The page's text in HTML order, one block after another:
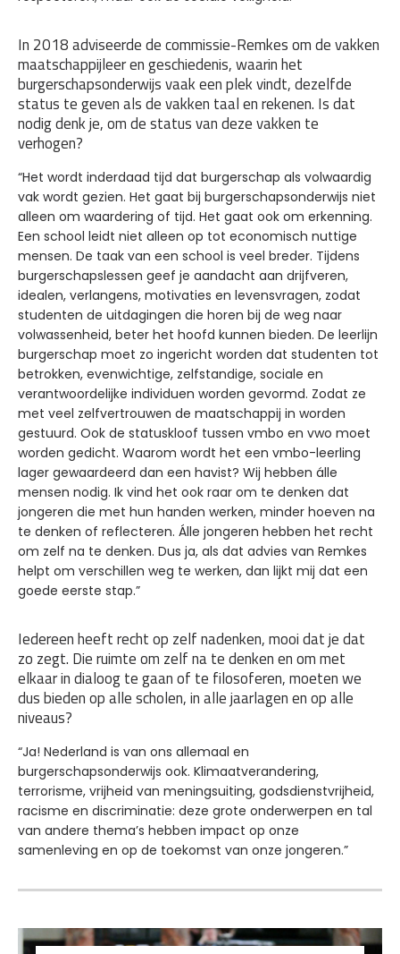
In 2018 adviseerde de commissie-Remkes om de vakken
maatschappijleer en geschiedenis, waarin het
burgerschapsonderwijs vaak een plek vindt, dezelfde
status te geven als de vakken taal en rekenen. Is dat
nodig denk je, om de status van deze vakken te
verhogen?
“Het wordt inderdaad tijd dat burgerschap als volwaardig
vak wordt gezien. Het gaat bij burgerschapsonderwijs niet
alleen om waardering of tijd. Het gaat ook om erkenning.
Een school leidt niet alleen op tot economisch nuttige
mensen. De taak van een school is veel breder. Tijdens
burgerschapslessen geef je aandacht aan drijfveren,
idealen, verlangens, motivaties en levensvragen, zodat
studenten de uitdagingen die horen bij de weg naar
volwassenheid, beter het hoofd kunnen bieden. De leerlijn
burgerschap moet zo ingericht worden dat studenten tot
betrokken, evenwichtige, zelfstandige, sociale en
verantwoordelijke individuen worden gevormd. Zodat ze
met veel zelfvertrouwen de maatschappij in worden
gestuurd. Ook de statuskloof tussen vmbo en vwo moet
worden gedicht. Waarom wordt het een vmbo-leerling
lager gewaardeerd dan een havist? Wij hebben álle
mensen nodig. Ik vind het ook raar om te denken dat
jongeren die met hun handen werken, minder hoeven na
te denken of reflecteren. Álle jongeren hebben het recht
om zelf na te denken. Dus ja, als dat advies van Remkes
helpt om verschillen weg te werken, dan lijkt mij dat een
goede eerste stap.”
Iedereen heeft recht op zelf nadenken, mooi dat je dat
zo zegt. Die ruimte om zelf na te denken en om met
elkaar in dialoog te gaan of te filosoferen, moeten we
dus bieden op alle scholen, in alle jaarlagen en op alle
niveaus?
“Ja! Nederland is van ons allemaal en
burgerschapsonderwijs ook. Klimaatverandering,
terrorisme, vrijheid van meningsuiting, godsdienstvrijheid,
racisme en discriminatie: deze grote onderwerpen en tal
van andere thema’s hebben impact op onze
samenleving en op de toekomst van onze jongeren.”